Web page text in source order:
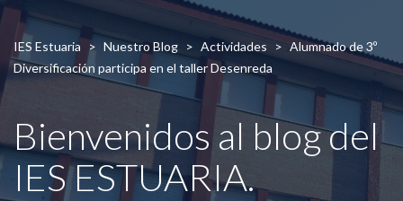
IES Estuaria > Nuestro Blog > Actividades > Alumnado de 3º
Diversificación participa en el taller Desenreda
Bienvenidos al blog del
IES ESTUARIA.